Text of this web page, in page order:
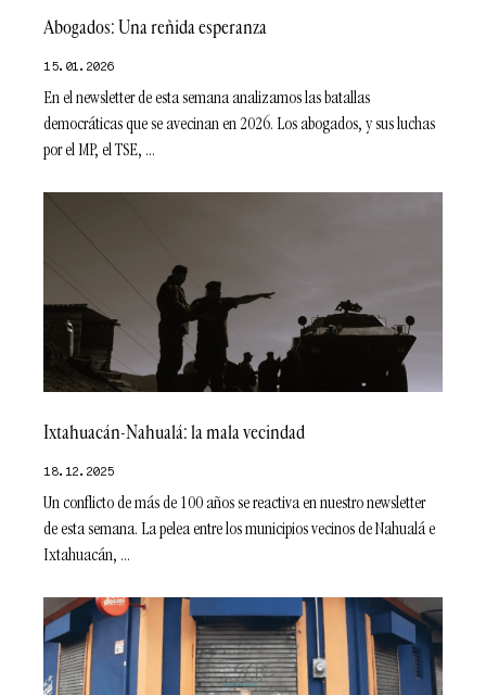
Abogados: Una reñida esperanza
15.01.2026
En el newsletter de esta semana analizamos las batallas
democráticas que se avecinan en 2026. Los abogados, y sus luchas
por el MP, el TSE,
Ixtahuacán-Nahualá: la mala vecindad
18.12.2025
Un conflicto de más de 100 años se reactiva en nuestro newsletter
de esta semana. La pelea entre los municipios vecinos de Nahualá e
Ixtahuacán,